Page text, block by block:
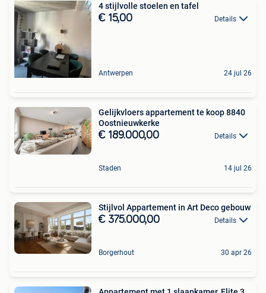
4 stijlvolle stoelen en tafel
€ 15,00 Details
Antwerpen 24 jul 26
Gelijkvloers appartement te koop 8840
Oostnieuwkerke
€ 189.000,00 Details
Staden 14 jul 26
Stijlvol Appartement in Art Deco gebouw
€ 375.000,00 Details
Borgerhout 30 apr 26